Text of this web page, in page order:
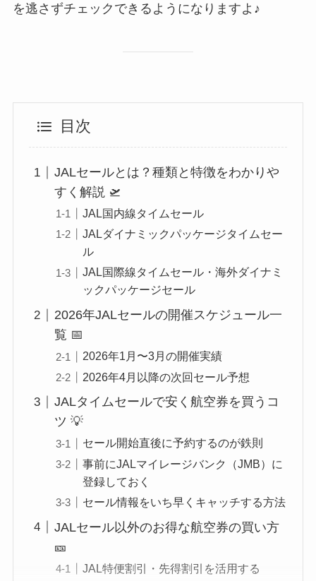
を逃さずチェックできるようになりますよ♪
目次
JALセールとは？種類と特徴をわかりや
すく解説 🛫
JAL国内線タイムセール
JALダイナミックパッケージタイムセー
ル
JAL国際線タイムセール・海外ダイナミ
ックパッケージセール
2026年JALセールの開催スケジュール一
覧 📅
2026年1月〜3月の開催実績
2026年4月以降の次回セール予想
JALタイムセールで安く航空券を買うコ
ツ 💡
セール開始直後に予約するのが鉄則
事前にJALマイレージバンク（JMB）に
登録しておく
セール情報をいち早くキャッチする方法
JALセール以外のお得な航空券の買い方
🎫
JAL特便割引・先得割引を活用する